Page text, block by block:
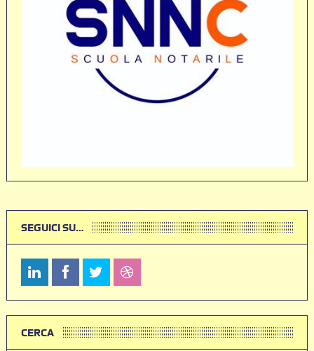
SEGUICI SU…
CERCA